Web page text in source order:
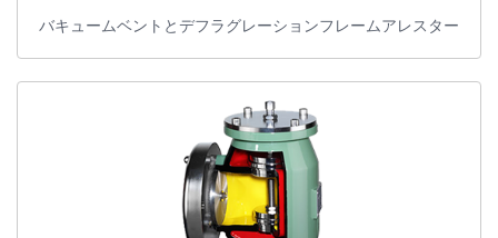
バキュームベントとデフラグレーションフレームアレスター